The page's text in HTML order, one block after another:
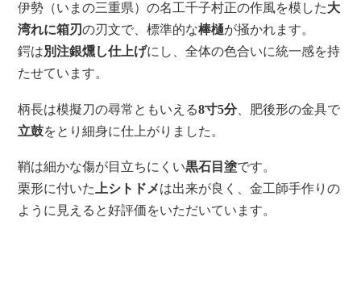
伊勢（いまの三重県）の名工千子村正の作風を模した大
湾れに箱刃の刃文で、標準的な棒樋が掻かれます。
鍔は別注銀燻し仕上げにし、全体の色合いに統一感を持
たせています。
柄長は模擬刀の尋常ともいえる8寸5分、肥後形の金具で
立鼓をとり細身に仕上がりました。
鞘は細かな傷が目立ちにくい黒石目塗です。
栗形に付いた
上シトドメは出来が良く、金工師手作りの
ように見えると好評価をいただいています。